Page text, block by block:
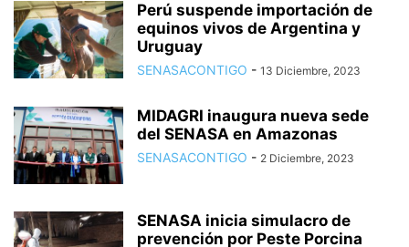
Perú suspende importación de
equinos vivos de Argentina y
Uruguay
SENASACONTIGO - 13 Diciembre, 2023
MIDAGRI inaugura nueva sede
del SENASA en Amazonas
SENASACONTIGO - 2 Diciembre, 2023
SENASA inicia simulacro de
prevención por Peste Porcina